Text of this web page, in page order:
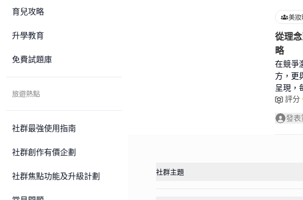
育兒攻略
升學教育
免費試題庫
旅遊熱點
社群最強使用指南
社群創作有價企劃
社群焦點功能及升級計劃
美妝
從理
略
在競爭
方，更
呈現，
評分
發表
社群主題